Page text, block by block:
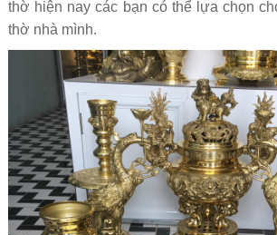
thờ hiện nay các bạn có thể lựa chọn
thờ nhà mình.